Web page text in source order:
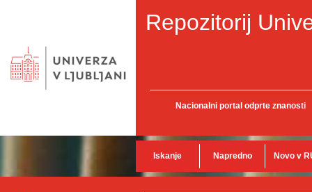
Repozitorij
Nacionalni portal odprte znanosti
Iskanje Napredno Novo v